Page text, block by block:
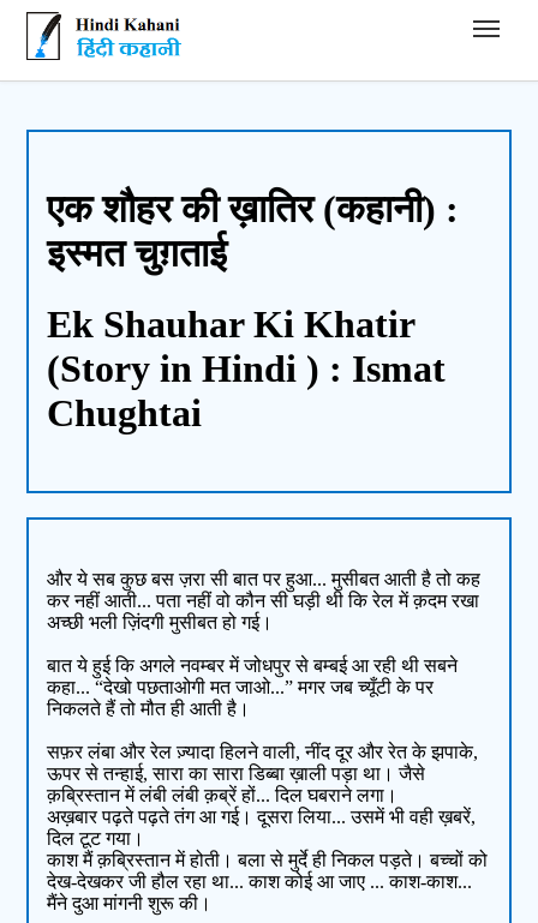
Hindi Kahani - हिंदी कहानी
एक शौहर की ख़ातिर (कहानी) :
इस्मत चुग़ताई
Ek Shauhar Ki Khatir
(Story in Hindi ) : Ismat
Chughtai
और ये सब कुछ बस ज़रा सी बात पर हुआ... मुसीबत आती है तो कह
कर नहीं आती... पता नहीं वो कौन सी घड़ी थी कि रेल में क़दम रखा
अच्छी भली ज़िंदगी मुसीबत हो गई।
बात ये हुई कि अगले नवम्बर में जोधपुर से बम्बई आ रही थी सबने
कहा... “देखो पछताओगी मत जाओ...” मगर जब च्यूँटी के पर
निकलते हैं तो मौत ही आती है।
सफ़र लंबा और रेल ज़्यादा हिलने वाली, नींद दूर और रेत के झपाके,
ऊपर से तन्हाई, सारा का सारा डिब्बा ख़ाली पड़ा था। जैसे
क़ब्रिस्तान में लंबी लंबी क़ब्रें हों... दिल घबराने लगा।
अख़बार पढ़ते पढ़ते तंग आ गई। दूसरा लिया... उसमें भी वही ख़बरें,
दिल टूट गया।
काश मैं क़ब्रिस्तान में होती। बला से मुर्दे ही निकल पड़ते। बच्चों को
देख-देखकर जी हौल रहा था... काश कोई आ जाए ... काश-काश...
मैंने दुआ मांगनी शुरू की।